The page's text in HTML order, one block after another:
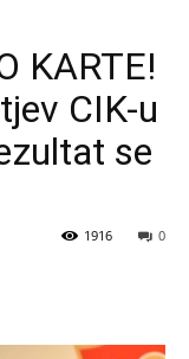
KARTE!
CIK-u
se
0
1916